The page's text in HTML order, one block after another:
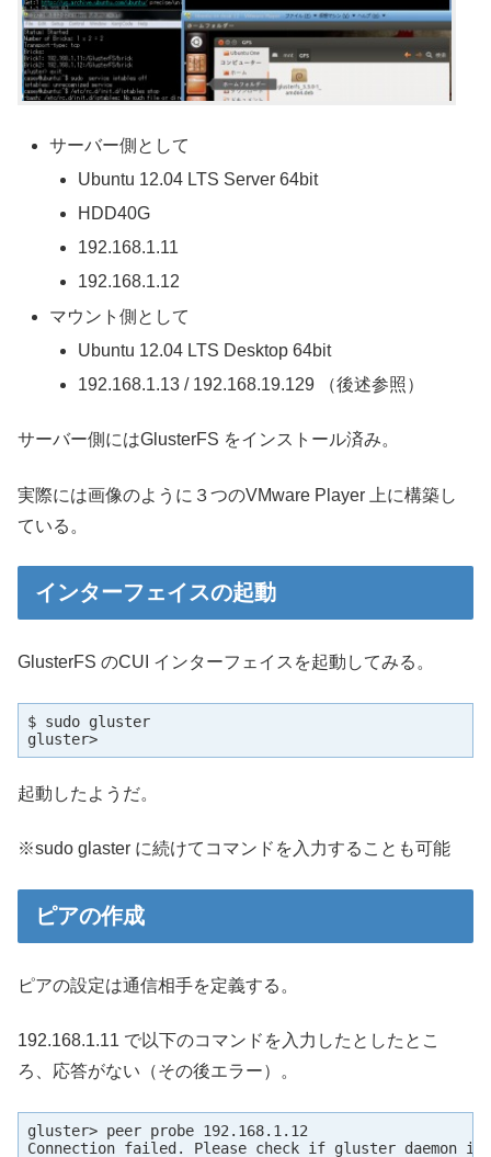
サーバー側として
Ubuntu 12.04 LTS Server 64bit
HDD40G
192.168.1.11
192.168.1.12
マウント側として
Ubuntu 12.04 LTS Desktop 64bit
192.168.1.13 / 192.168.19.129 （後述参照）
サーバー側にはGlusterFS をインストール済み。
実際には画像のように３つのVMware Player 上に構築し
ている。
インターフェイスの起動
GlusterFS のCUI インターフェイスを起動してみる。
$ sudo gluster
gluster>
起動したようだ。
※sudo glaster に続けてコマンドを入力することも可能
ピアの作成
ピアの設定は通信相手を定義する。
192.168.1.11 で以下のコマンドを入力したとしたとこ
ろ、応答がない（その後エラー）。
gluster> peer probe 192.168.1.12
Connection failed. Please check if gluster daemon